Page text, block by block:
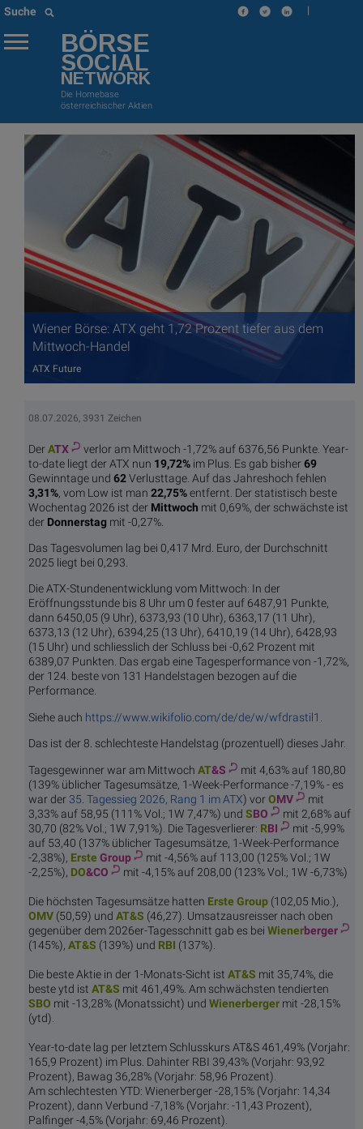
Suche |
BÖRSE
SOCIAL
NETWORK
Die Homebase
österreichischer Aktien
Wiener Börse: ATX geht 1,72 Prozent tiefer aus dem
Mittwoch-Handel
ATX Future
08.07.2026, 3931 Zeichen
DerATX
verlor am Mittwoch -1,72% auf 6376,56 Punkte. Year-
to-date liegt der ATX nun 19,72% im Plus. Es gab bisher69
Gewinntage und 62Verlusttage. Auf das Jahreshoch fehlen
3,31%, vom Low ist man 22,75%entfernt. Der statistisch beste
Wochentag 2026 ist der Mittwoch mit 0,69%, der schwächste ist
der Donnerstag mit -0,27%.
Das Tagesvolumen lag bei 0,417 Mrd. Euro, der Durchschnitt
2025 liegt bei 0,293.
Die ATX-Stundenentwicklung vom Mittwoch: In der
Eröffnungsstunde bis 8 Uhr um 0 fester auf 6487,91 Punkte,
dann 6450,05 (9 Uhr), 6373,93 (10 Uhr), 6363,17 (11 Uhr),
6373,13 (12 Uhr), 6394,25 (13 Uhr), 6410,19 (14 Uhr), 6428,93
(15 Uhr) und schliesslich der Schluss bei -0,62 Prozent mit
6389,07 Punkten. Das ergab eine Tagesperformance von -1,72%,
der 124. beste von 131 Handelstagen bezogen auf die
Performance.
Siehe auch https://www.wikifolio.com/de/de/w/wfdrastil1
Das ist der 8. schlechteste Handelstag (prozentuell) dieses Jahr.
Tagesgewinner war am Mittwoch AT&S
mit 4,63% auf 180,80
(139% üblicher Tagesumsätze, 1-Week-Performance -7,19% - es
war der 35. Tagessieg 2026, Rang 1 im ATX) vorOMV
mit
3,33% auf 58,95 (111% Vol.; 1W 7,47%) und SBO
mit 2,68% auf
30,70 (82% Vol.; 1W 7,91%). Die Tagesverlierer: RBI
mit -5,99%
auf 53,40 (137% üblicher Tagesumsätze, 1-Week-Performance
-2,38%), Erste Group
mit -4,56% auf 113,00 (125% Vol.; 1W
-2,25%), DO&CO mit -4,15% auf 208,00 (123% Vol.; 1W -6,73%)
Die höchsten Tagesumsätze hatten Erste Group (102,05 Mio.),
OMV (50,59) und AT&S (46,27). Umsatzausreisser nach oben
gegenüber dem 2026er-Tagesschnitt gab es bei Wienerberger
(145%), AT&S (139%) und RBI (137%).
Die beste Aktie in der 1-Monats-Sicht ist AT&S mit 35,74%, die
beste ytd ist AT&S mit 461,49%. Am schwächsten tendierten
SBO mit -13,28% (Monatssicht) und Wienerberger mit -28,15%
(ytd).
Year-to-date lag per letztem Schlusskurs AT&S 461,49% (Vorjahr:
165,9 Prozent) im Plus. Dahinter RBI 39,43% (Vorjahr: 93,92
Prozent), Bawag 36,28% (Vorjahr: 58,96 Prozent).
Am schlechtesten YTD: Wienerberger -28,15% (Vorjahr: 14,34
Prozent), dann Verbund -7,18% (Vorjahr: -11,43 Prozent),
Palfinger -4,5% (Vorjahr: 69,46 Prozent).